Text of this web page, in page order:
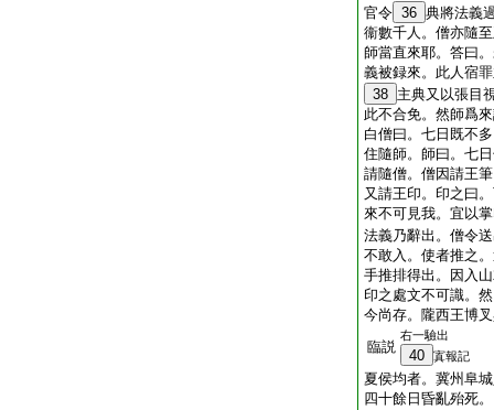
官令 36 典將法義
衞數千人。僧亦隨
師當直來耶。答曰
義被録來。此人宿
38 主典又以張目
此不合免。然師爲
白僧曰。七日既不
住隨師。師曰。七
請隨僧。僧因請王
又請王印。印之曰
來不可見我。宜以
法義乃辭出。僧令
不敢入。使者推之
手推排得出。因入
印之處文不可識。
今尚存。隴西王博
臨説
右一驗出
40 寘報記
夏侯均者。冀州阜
四十餘日昏亂殆死